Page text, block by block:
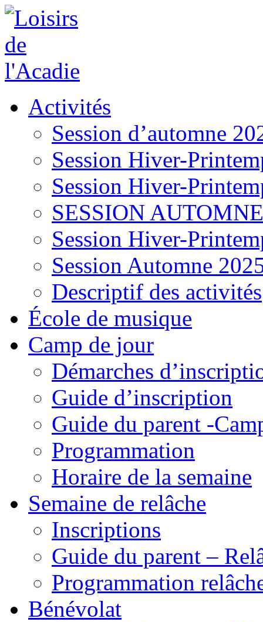
Activités
Session d’automne
Session Hiver-
Session Hiver-
SESSION
Session Hiver-
Session Automne
Descriptif des activités
École de musique
Camp de jour
Démarches
Guide d’inscription
Guide du parent -
Programmation
Horaire de la semaine
Semaine de relâche
Inscriptions
Guide du parent –
Programmation
Bénévolat